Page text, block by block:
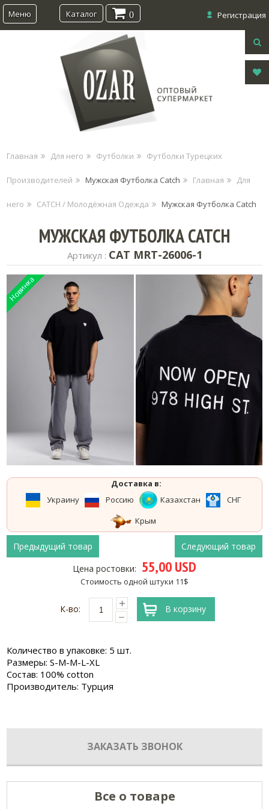
Меню Регистрация
Каталог 0
Главная Для него Футболки Футболки Турецких
Производителей Мужская Футболка Catch Главная Для
него CATCH / Молодёжная Одежда Мужская Футболка Catch
МУЖСКАЯ ФУТБОЛКА CATCH
Артикул : CAT MRT-26006-1
Доставка в:
Украину
Россию Казахстан
СНГ
Крым
Предыдущий товар
Следующий товар
Цена ростовки: 55,00 USD
Стоимость одной штуки 11$
К-во: В корзину
Количество в упаковке: 5 шт.
Размеры: S-M-M-L-XL
Состав: 100% cotton
Производитель: Турция
ЗАКАЗАТЬ ЗВОНОК
Все о товаре